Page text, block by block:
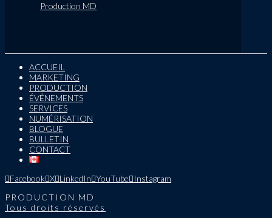
Production MD
ACCUEIL
MARKETING
PRODUCTION
ÉVÉNEMENTS
SERVICES
NUMÉRISATION
BLOGUE
BULLETIN
CONTACT
Facebook X LinkedIn YouTube
Instagram
PRODUCTION MD
Tous droits réservés